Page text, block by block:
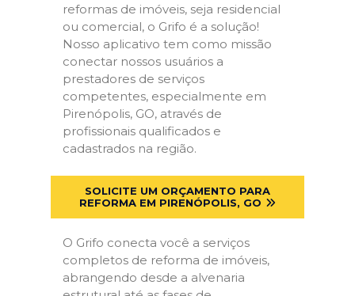
reformas de imóveis, seja residencial
ou comercial, o Grifo é a solução!
Nosso aplicativo tem como missão
conectar nossos usuários a
prestadores de serviços
competentes, especialmente em
Pirenópolis, GO, através de
profissionais qualificados e
cadastrados na região.
SOLICITE UM ORÇAMENTO PARA
REFORMA EM PIRENÓPOLIS, GO
O Grifo conecta você a serviços
completos de reforma de imóveis,
abrangendo desde a alvenaria